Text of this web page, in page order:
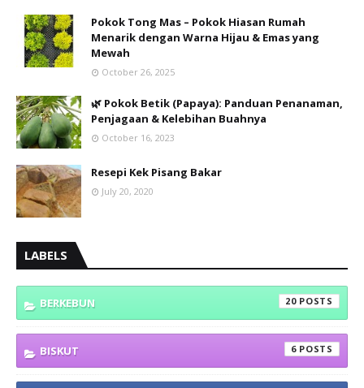
Pokok Tong Mas – Pokok Hiasan Rumah
Menarik dengan Warna Hijau & Emas yang
Mewah
October 26, 2025
🌿 Pokok Betik (Papaya): Panduan Penanaman,
Penjagaan & Kelebihan Buahnya
October 16, 2023
Resepi Kek Pisang Bakar
July 20, 2020
LABELS
BERKEBUN 20
BISKUT 6